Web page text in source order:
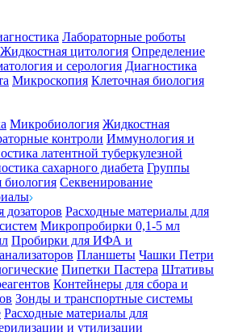
Лабораторные роботы
Жидкостная цитология Определение
и серология Диагностика
Микроскопия Клеточная биология
Микробиология Жидкостная
контроли Иммунология и
латентной туберкулезной
сахарного диабета Группы
биология Секвенирование
дозаторов Расходные материалы для
Микропробирки 0,1-5 мл
Пробирки для ИФА и
Планшеты Чашки Петри
Пипетки Пастера Штативы
Контейнеры для сбора и
Зонды и транспортные системы
Расходные материалы для
и утилизации